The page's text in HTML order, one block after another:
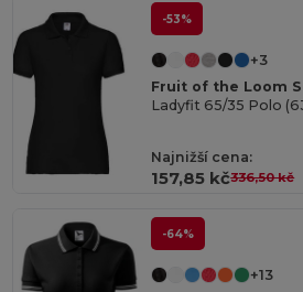
-53%
+3
Fruit of the Loom
Ladyfit 65/35 Polo
Najnižší cena:
157,85 kč336,50 kč
-64%
+13